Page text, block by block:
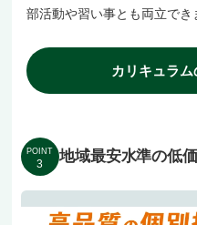
部活動や習い事とも両立でき
カリキュラ
POINT
3 地域最安水準の低